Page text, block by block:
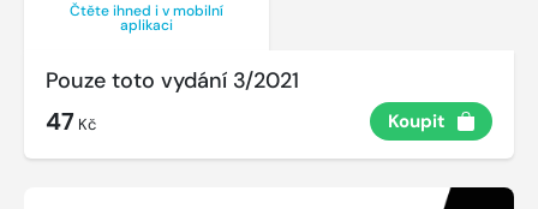
Čtěte ihned i v mobilní
aplikaci
Pouze toto vydání 3/2021
47 Kč Koupit